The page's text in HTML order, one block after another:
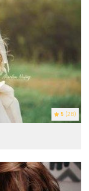
5 (28)